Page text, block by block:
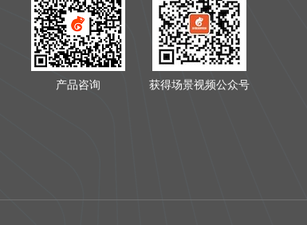
获得场景视频公众号
产品咨询